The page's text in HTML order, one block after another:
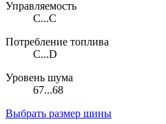
Управляемость
C...C
Потребление топлива
C...D
Уровень шума
67...68
Выбрать размер шины